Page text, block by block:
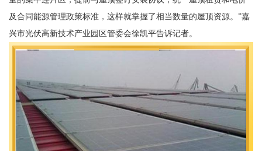
及合同能源管理政策标准，这样就掌握了相当数量的屋顶资源。”嘉
兴市光伏高新技术产业园区管委会徐凯平告诉记者。